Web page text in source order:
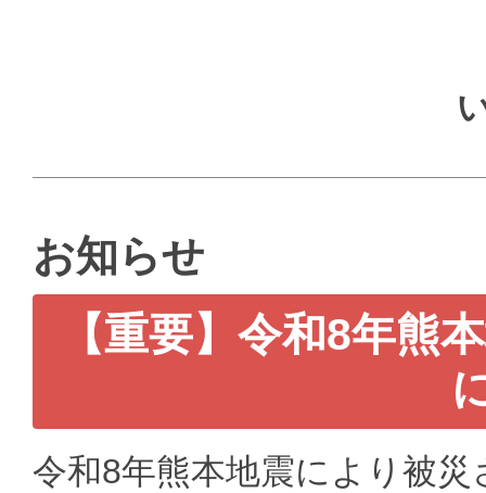
お知らせ
【重要】令和8年熊
令和8年熊本地震により被